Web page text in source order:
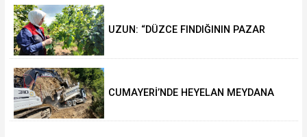
UZUN: “DÜZCE FINDIĞININ PAZAR
CUMAYERİ’NDE HEYELAN MEYDANA